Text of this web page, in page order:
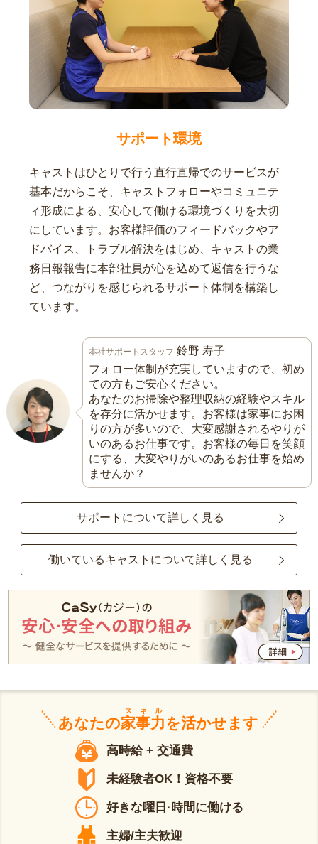
サポート環境
キャストはひとりで行う直行直帰でのサービスが
基本だからこそ、キャストフォローやコミュニテ
ィ形成による、安心して働ける環境づくりを大切
にしています。お客様評価のフィードバックやア
ドバイス、トラブル解決をはじめ、キャストの業
務日報報告に本部社員が心を込めて返信を行うな
ど、つながりを感じられるサポート体制を構築し
ています。
本社サポートスタッフ 鈴野 寿子
フォロー体制が充実していますので、初め
ての方もご安心ください。
あなたのお掃除や整理収納の経験やスキル
を存分に活かせます。お客様は家事にお困
りの方が多いので、大変感謝されるやりが
いのあるお仕事です。お客様の毎日を笑顔
にする、大変やりがいのあるお仕事を始め
ませんか？
サポートについて詳しく見る
働いているキャストについて詳しく見る
あなたの家事力
スキル
を活かせます
高時給 + 交通費
未経験者OK！資格不要
好きな曜日·時間に働ける
主婦/主夫歓迎